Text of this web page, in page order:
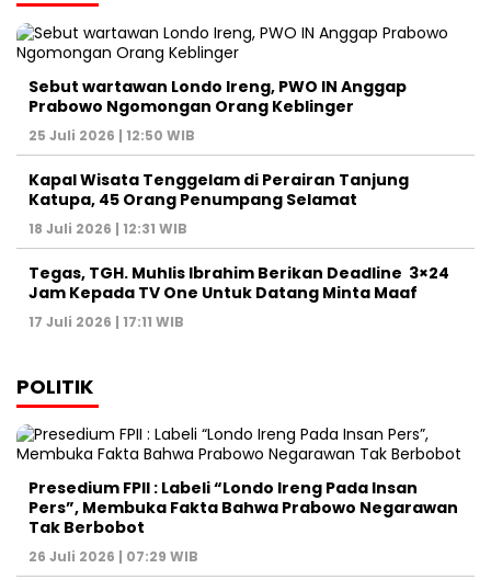
Sebut wartawan Londo Ireng, PWO IN Anggap
Prabowo Ngomongan Orang Keblinger
25 Juli 2026 | 12:50 WIB
Kapal Wisata Tenggelam di Perairan Tanjung
Katupa, 45 Orang Penumpang Selamat
18 Juli 2026 | 12:31 WIB
Tegas, TGH. Muhlis Ibrahim Berikan Deadline 3×24
Jam Kepada TV One Untuk Datang Minta Maaf
17 Juli 2026 | 17:11 WIB
POLITIK
Presedium FPII : Labeli “Londo Ireng Pada Insan
Pers”, Membuka Fakta Bahwa Prabowo Negarawan
Tak Berbobot
26 Juli 2026 | 07:29 WIB